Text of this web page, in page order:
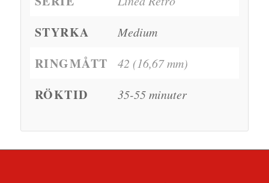
STYRKA Medium
RINGMÅTT 42 (16,67 mm)
RÖKTID 35-55 minuter